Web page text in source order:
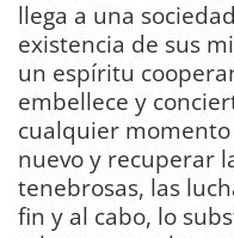
llega a una
existencia de sus
un espíritu
embellece y
cualquier
nuevo y recuperar
tenebrosas, las
fin y al cabo, lo